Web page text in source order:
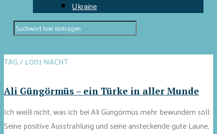
Ukraine
TAG / 1.001 NACHT
Ali Güngörmüs – ein Türke in aller Munde
Ich weiß nicht, was ich bei Ali Güngörmüs mehr bewundern soll:
Seine positive Ausstrahlung und seine ansteckende gute Laune,